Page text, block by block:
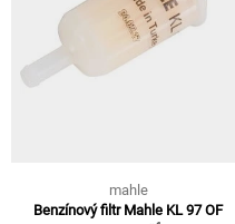
mahle
Benzínový filtr Mahle KL 97 OF